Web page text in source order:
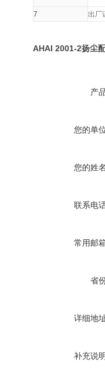
7 出厂
AHAI 2001-2扬尘
产
您的单
您的姓
联系电
常用邮
省
详细地
补充说